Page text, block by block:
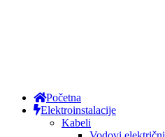
Početna
Elektroinstalacije
Kabeli